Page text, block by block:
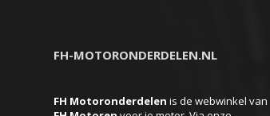
FH-MOTORONDERDELEN.NL
FH Motoronderdelen is de webwinkel van